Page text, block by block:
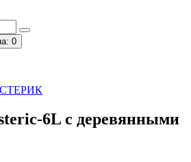
: 0
6L с деревянными